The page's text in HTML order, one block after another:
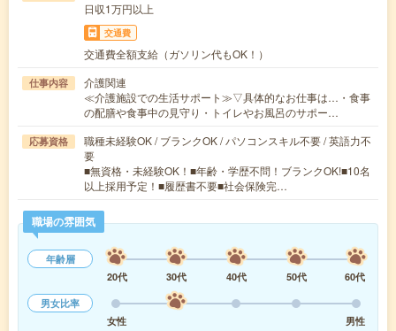
日収1万円以上
交通費
交通費全額支給（ガソリン代もOK！）
仕事内容
介護関連
≪介護施設での生活サポート≫▽具体的なお仕事は…・食事
の配膳や食事中の見守り・トイレやお風呂のサポー…
応募資格
職種未経験OK / ブランクOK / パソコンスキル不要 / 英語力不
要
■無資格・未経験OK！■年齢・学歴不問！ブランクOK!■10名
以上採用予定！■履歴書不要■社会保険完…
職場の雰囲気
年齢層
20代
30代 40代 50代
60代
男女比率
女性
男性